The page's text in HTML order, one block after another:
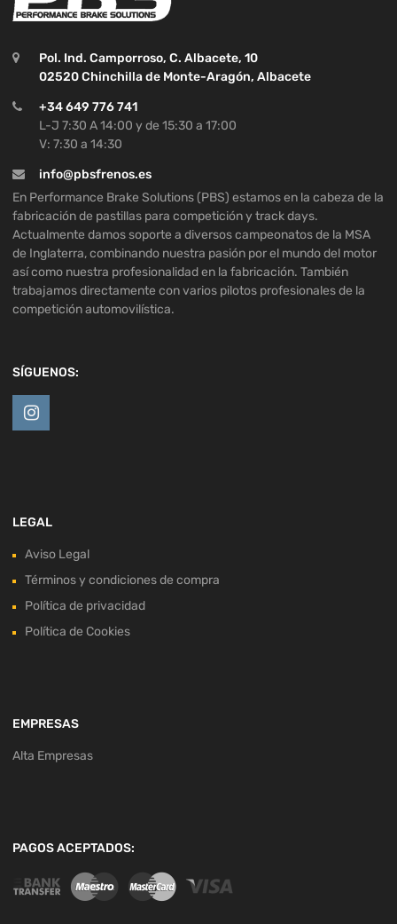
Pol. Ind. Camporroso, C. Albacete, 10
02520 Chinchilla de Monte-Aragón, Albacete
+34 649 776 741
L-J 7:30 A 14:00 y de 15:30 a 17:00
V: 7:30 a 14:30
info@pbsfrenos.es
En Performance Brake Solutions (PBS) estamos en la cabeza de la
fabricación de pastillas para competición y track days.
Actualmente damos soporte a diversos campeonatos de la MSA
de Inglaterra, combinando nuestra pasión por el mundo del motor
así como nuestra profesionalidad en la fabricación. También
trabajamos directamente con varios pilotos profesionales de la
competición automovilística.
SÍGUENOS:
LEGAL
Aviso Legal
Términos y condiciones de compra
Política de privacidad
Política de Cookies
EMPRESAS
Alta Empresas
PAGOS ACEPTADOS: